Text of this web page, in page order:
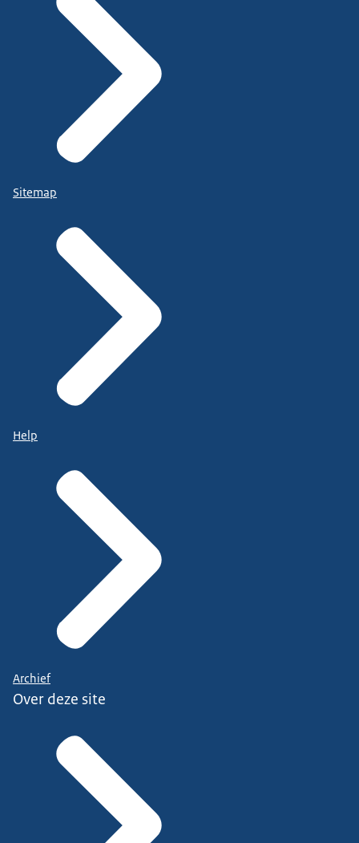
Sitemap
Help
Archief
Over deze site